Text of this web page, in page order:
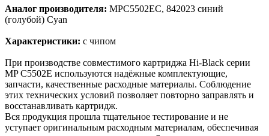
Аналог производителя: MPC5502EC, 842023 синий
(голубой) Cyan
Характеристики: с чипом
При производстве совместимого картриджа Hi-Black серии
MP C5502E используются надёжные комплектующие,
запчасти, качественные расходные материалы. Соблюдение
этих технических условий позволяет повторно заправлять и
восстанавливать картридж.
Вся продукция прошла тщательное тестирование и не
уступает оригинальным расходным материалам, обеспечивая